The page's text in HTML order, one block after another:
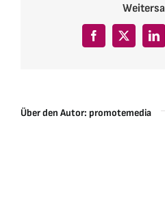
Facebook
X
Über den Autor: promotemedia